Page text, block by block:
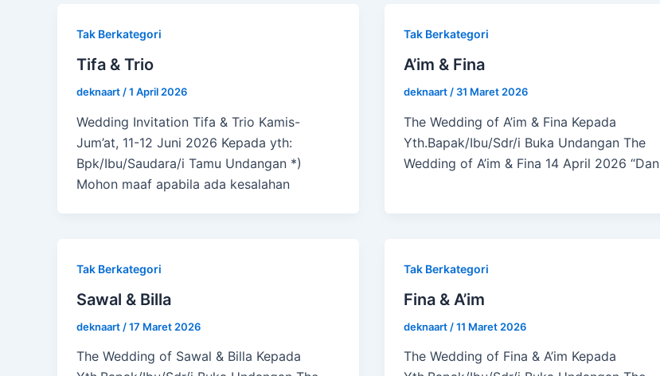
Tak Berkategori
Tifa & Trio
deknaart /1 April 2026
Wedding Invitation Tifa & Trio Kamis-
Jum’at, 11-12 Juni 2026 Kepada yth:
Bpk/Ibu/Saudara/i Tamu Undangan *)
Mohon maaf apabila ada kesalahan
Tak Berkategori
A’im & Fina
deknaart / 31 Maret 2026
The Wedding of A’im & Fina Kepada
Yth.Bapak/Ibu/Sdr/i Buka Undangan The
Wedding of A’im & Fina 14 April 2026 “Dan
Tak Berkategori
Sawal & Billa
deknaart /17 Maret 2026
The Wedding of Sawal & Billa Kepada
Tak Berkategori
Fina & A’im
deknaart /11 Maret 2026
The Wedding of Fina & A’im Kepada